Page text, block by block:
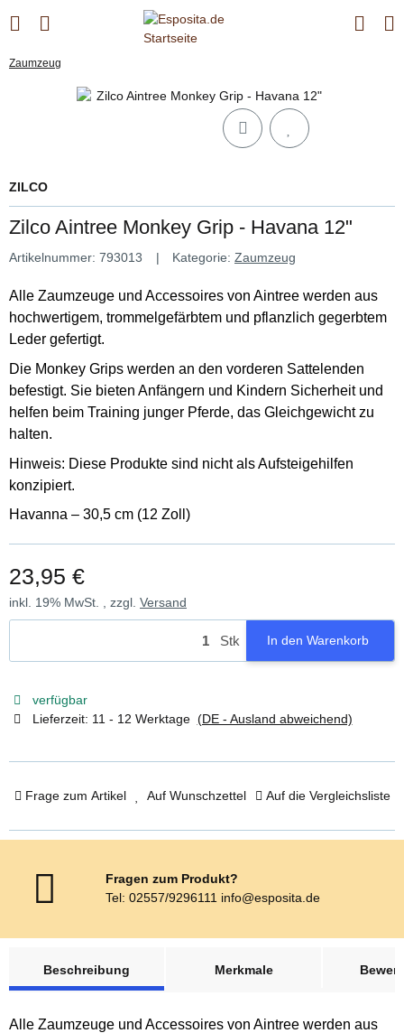
Zaumzeug
ZILCO
Zilco Aintree Monkey Grip - Havana 12"
Artikelnummer: 793013 Kategorie: Zaumzeug
Alle Zaumzeuge und Accessoires von Aintree werden aus
hochwertigem, trommelgefärbtem und pflanzlich gegerbtem
Leder gefertigt.
Die Monkey Grips werden an den vorderen Sattelenden
befestigt. Sie bieten Anfängern und Kindern Sicherheit und
helfen beim Training junger Pferde, das Gleichgewicht zu
halten.
Hinweis: Diese Produkte sind nicht als Aufsteigehilfen
konzipiert.
Havanna – 30,5 cm (12 Zoll)
23,95 €
inkl. 19% MwSt. , zzgl. Versand
Stk In den Warenkorb
verfügbar
Lieferzeit: 11 - 12 Werktage (DE - Ausland abweichend)
Frage zum Artikel Auf Wunschzettel Auf die Vergleichsliste
Fragen zum Produkt?
Tel: 02557/9296111 info@esposita.de
Beschreibung
Merkmale
Alle Zaumzeuge und Accessoires von Aintree werden aus